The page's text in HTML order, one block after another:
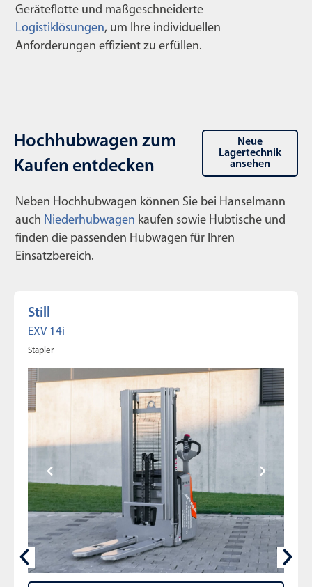
Geräteflotte und maßgeschneiderte
Logistiklösungen, um Ihre individuellen
Anforderungen effizient zu erfüllen.
Hoch­hubwagen zum
Kaufen entdecken
Neue
Lagertechnik
ansehen
Neben Hochhubwagen können Sie bei Hanselmann
auch Niederhubwagen kaufen sowie Hubtische und
finden die passenden Hubwagen für Ihren
Einsatzbereich.
Still
EXV 14i
Stapler